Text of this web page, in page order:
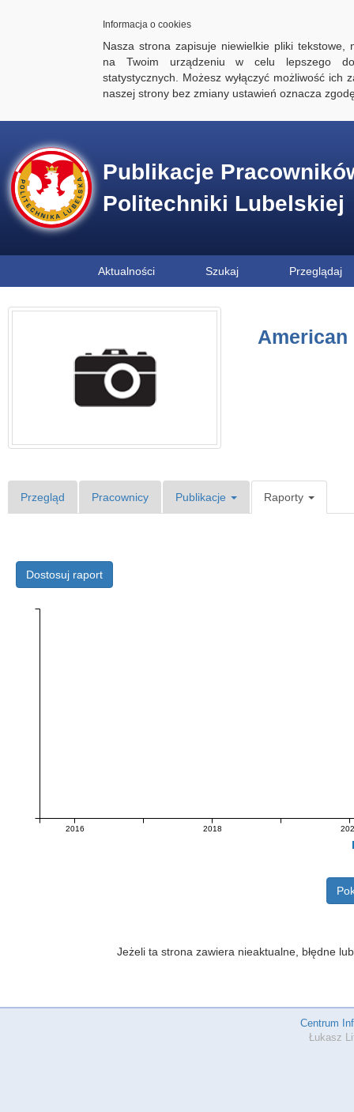
Informacja o cookies
Nasza strona zapisuje niewielkie pliki tekstowe,
na Twoim urządzeniu w celu lepszego
statystycznych. Możesz wyłączyć możliwość ich
naszej strony bez zmiany ustawień oznacza
Publikacje
Politechniki Lubelskiej
Aktualności Szukaj Przeglądaj
American
Przegląd Pracownicy Publikacje Raporty
Dostosuj raport
2016 2018
Jeżeli ta strona zawiera nieaktualne, błędne
Centrum
Łukasz